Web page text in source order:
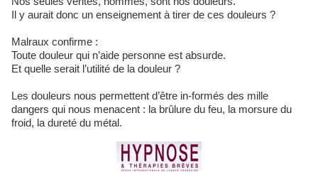
Il y aurait donc un enseignement à tirer de ces douleurs ?
Malraux confirme :
Toute douleur qui n’aide personne est absurde.
Et quelle serait l’utilité de la douleur ?
Les douleurs nous permettent d’être in-formés des mille
dangers qui nous menacent : la brûlure du feu, la morsure du
froid, la dureté du métal.